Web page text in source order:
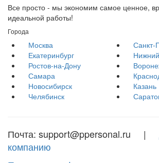
Все просто - мы экономим самое ценное,
идеальной работы!
Города
Москва
Санкт-
Екатеринбург
Ростов-на-Дону
Самара
Новосибирск
Казань
Челябинск
Почта: support@ppersonal.ru |
компанию